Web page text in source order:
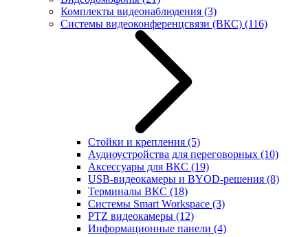
Комплекты видеонаблюдения (3)
Системы видеоконференцсвязи (ВКС) (116)
Стойки и крепления (5)
Аудиоустройства для переговорных (10)
Аксессуары для ВКС (19)
USB-видеокамеры и BYOD-решения (8)
Терминалы ВКС (18)
Системы Smart Workspace (3)
PTZ видеокамеры (12)
Информационные панели (4)